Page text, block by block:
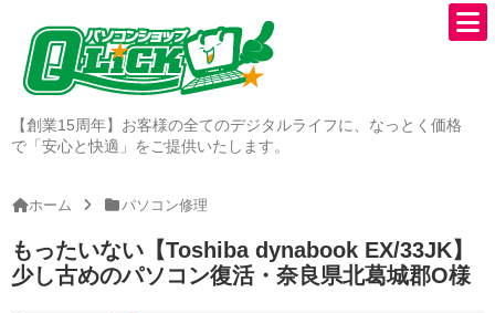
【創業15周年】お客様の全てのデジタルライフに、なっとく価格
で「安心と快適」をご提供いたします。
ホーム パソコン修理
もったいない【Toshiba dynabook EX/33JK】
少し古めのパソコン復活・奈良県北葛城郡O様